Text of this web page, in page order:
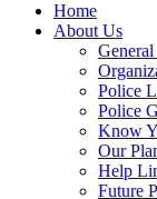
Home
About Us
Police
Police
Know
Our
Help
Future